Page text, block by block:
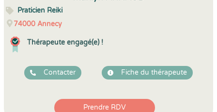
Praticien Reiki
74000 Annecy
Thérapeute engagé(e) !
Contacter Fiche du thérapeute
Prendre RDV